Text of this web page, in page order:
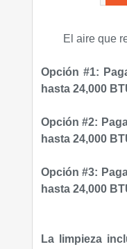
El aire que
Opción #1:
hasta 24,000
Opción #2:
hasta 24,000
Opción #3:
hasta 24,000
La limpieza